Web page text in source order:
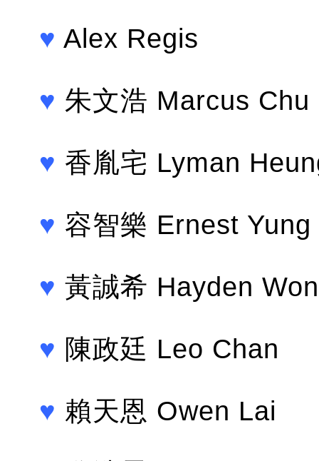
♥ Alex Regis
♥ 朱文浩 Marcus Chu
♥ 香胤宅 Lyman
♥ 容智樂 Ernest Yung
♥ 黃誠希 Hayden
♥ 陳政廷 Leo Chan
♥ 賴天恩 Owen Lai